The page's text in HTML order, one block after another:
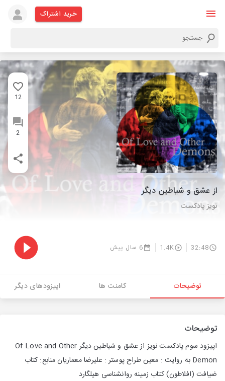
خرید اشتراک
12
2
از عشق و شیاطین دیگر
نویز پادکست
32:48
1.4K 6 سال پیش
توضیحات کامنت ها اپیزودهای دیگر
توضیحات
اپیزود سوم پادکست نویز از عشق و شیاطین دیگر Of Love and Other
Demon به روایت : معین طراح پوستر : علیرضا معماریان منابع: کتاب
ضیافت (افلاطون) کتاب زمینه روانشناسی هیلگارد